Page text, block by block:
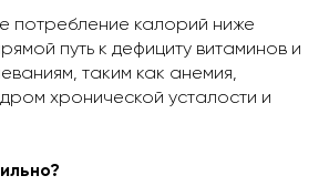
потребление калорий ниже
путь к дефициту витаминов и
таким как анемия,
хронической усталости и